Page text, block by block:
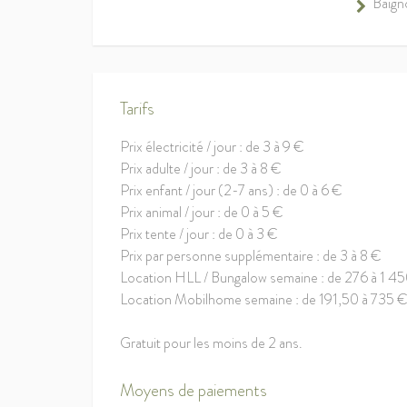
Tarifs
Prix électricité / jour : de 3 à 9 €
Prix adulte / jour : de 3 à 8 €
Prix enfant / jour (2-7 ans) : de 0 à 6 €
Prix animal / jour : de 0 à 5 €
Prix tente / jour : de 0 à 3 €
Prix par personne supplémentaire : de 3 à 8 €
Location HLL / Bungalow semaine : de 276 à 1
Location Mobilhome semaine : de 191,50 à 735
Gratuit pour les moins de 2 ans.
Moyens de paiements